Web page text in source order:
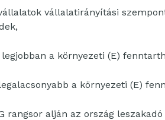
vállalatirányítási
a környezeti (E)
a környezeti (E)
rangsor alján az ország